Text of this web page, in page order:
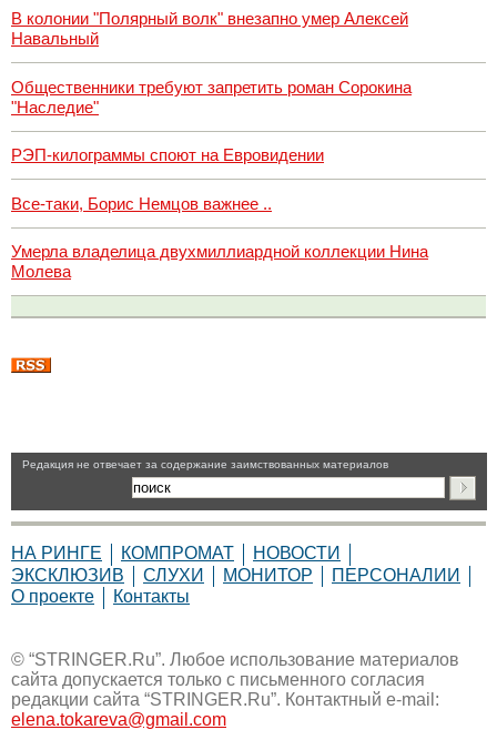
В колонии "Полярный волк" внезапно умер Алексей
Навальный
Общественники требуют запретить роман Сорокина
"Наследие"
РЭП-килограммы споют на Евровидении
Все-таки, Борис Немцов важнее ..
Умерла владелица двухмиллиардной коллекции Нина
Молева
Pедакция не отвечает за содержание заимствованных материалов
НА РИНГЕ КОМПРОМАТ
НОВОСТИ
ЭКСКЛЮЗИВ
СЛУХИ МОНИТОР
ПЕРСОНАЛИИ
О проекте
Контакты
© “STRINGER.Ru”. Любое использование материалов
сайта допускается только с письменного согласия
редакции сайта “STRINGER.Ru”. Контактный e-mail:
elena.tokareva@gmail.com